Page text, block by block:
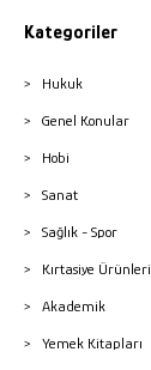
Kategoriler
Hukuk
Genel Konular
Hobi
Sanat
Sağlık - Spor
Kırtasiye Ürünleri
Akademik
Yemek Kitapları